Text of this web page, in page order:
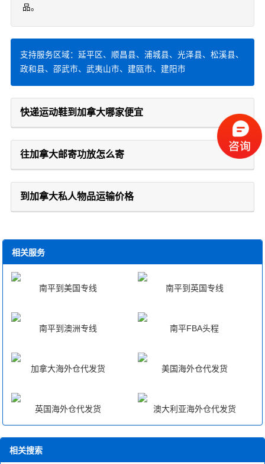
品。
支持服务区域：延平区、顺昌县、浦城县、光泽县、松溪县、
政和县、邵武市、武夷山市、建瓯市、建阳市
快递运动鞋到加拿大哪家便宜
往加拿大邮寄功放怎么寄
到加拿大私人物品运输价格
相关服务
南平到美国专线 南平到英国专线
南平到澳洲专线 南平FBA头程
加拿大海外仓代发货 美国海外仓代发货
英国海外仓代发货 澳大利亚海外仓代发货
相关搜索